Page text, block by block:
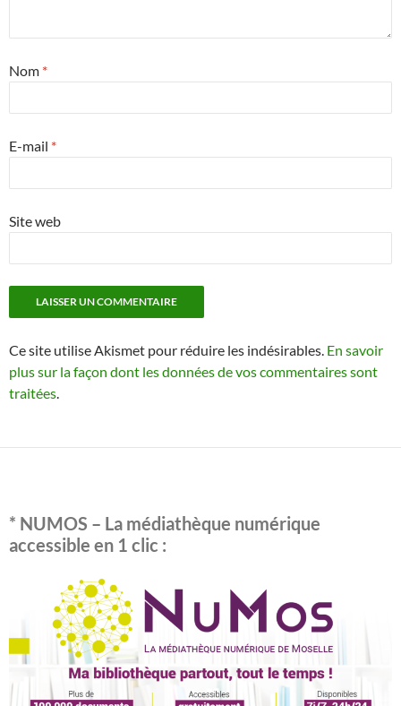
Nom *
E-mail *
Site web
Ce site utilise Akismet pour réduire les indésirables. En savoir
plus sur la façon dont les données de vos commentaires sont
traitées
* NUMOS – La médiathèque numérique
accessible en 1 clic :